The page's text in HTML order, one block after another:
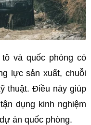
và quốc phòng có
lực sản xuất, chuỗi
thuật. Điều này giúp
dụng kinh nghiệm
án quốc phòng.